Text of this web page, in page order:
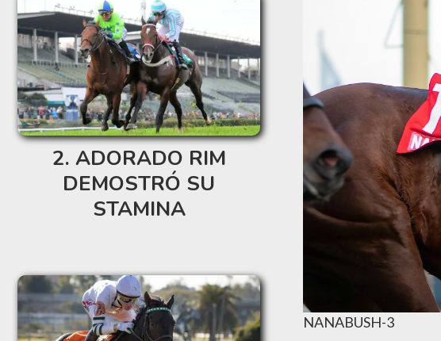
NANABUSH-3
ADORADO RIM
DEMOSTRÓ SU
STAMINA